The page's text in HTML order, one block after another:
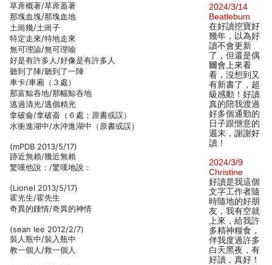
草蓆概著/草蓆蓋著
那塊血塊/那塊血地
土崗幾/土崗子
特定走來/特地走來
無可理諭/無可理喻
好是有許多人/好像是有許多人
聽到了陣/聽到了一陣
車卡/車廂（３處）
那富鯨吞地/那幅鯨吞地
逃過清光/逃個精光
拿破侖/拿破崙（６處；原書或誤）
水衝進湖中/水沖進湖中（原書或誤）
(mPDB 2013/5/17)
跡近無賴/幾近無賴
驚嘆他說：/驚嘆地說：
(Lionel 2013/5/17)
霍光生/霍先生
奇異的鍾情/奇異的神情
(sean lee 2012/2/7)
裝人瓶中/裝入瓶中
教一個人/救一個人
2024/3/14
Beatlebum
在好讀挖寶好
幾年，以為好
讀不會更新
了，但還是偶
爾會上來看
看，沒想到又
有新書了，超
級感動！好讀
真的陪我渡過
好多個通勤的
日子跟愜意的
週末，謝謝好
讀！
2024/3/9
Christine
好讀是我這個
文字工作者隨
時隨地的好朋
友，我有空就
上來，給我許
多精神糧食，
伴我度過許多
白天黑夜，有
好讀，真好！